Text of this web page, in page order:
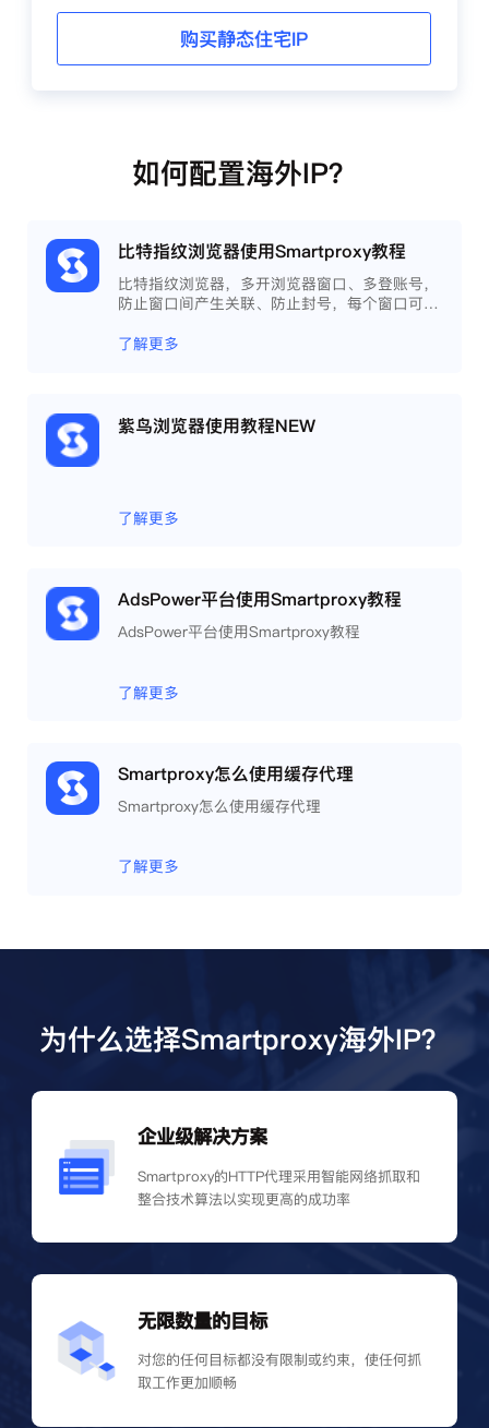
购买静态住宅IP
如何配置海外IP？
比特指纹浏览器使用Smartproxy教程
比特指纹浏览器，多开浏览器窗口、多登账号，
防止窗口间产生关联、防止封号，每个窗口可以
相互间完全环境独立、隔离，避免关联封号。
了解更多
紫鸟浏览器使用教程NEW
了解更多
AdsPower平台使用Smartproxy教程
AdsPower平台使用Smartproxy教程
了解更多
Smartproxy怎么使用缓存代理
Smartproxy怎么使用缓存代理
了解更多
为什么选择Smartproxy海外IP？
企业级解决方案
Smartproxy的HTTP代理采用智能网络抓取和
整合技术算法以实现更高的成功率
无限数量的目标
对您的任何目标都没有限制或约束，使任何抓
取工作更加顺畅